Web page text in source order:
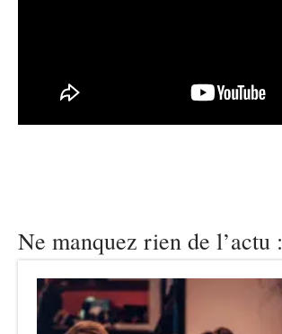
Ne manquez rien de l’actu :